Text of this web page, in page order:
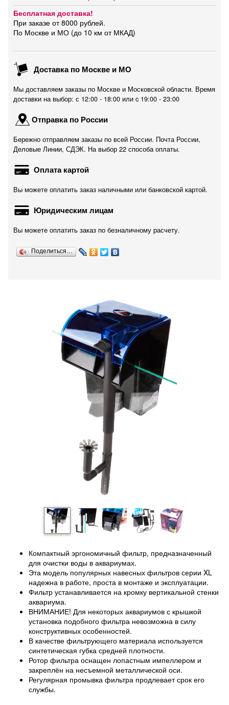
Бесплатная доставка!
При заказе от 8000 рублей.
По Москве и МО (до 10 км от МКАД)
Доставка по Москве и МО
Мы доставляем заказы по Москве и Московской области. Время
доставки на выбор: с 12:00 - 18:00 или c 19:00 - 23:00
Отправка по России
Бережно отправляем заказы по всей России. Почта России,
Деловые Линии, СДЭК. На выбор 22 способа оплаты.
Оплата картой
Вы можете оплатить заказ наличными или банковской картой.
Юридическим лицам
Вы можете оплатить заказ по безналичному расчету.
Поделиться…
Компактный эргономичный фильтр, предназначенный
для очистки воды в аквариумах.
Эта модель популярных навесных фильтров серии XL
надежна в работе, проста в монтаже и эксплуатации.
Фильтр устанавливается на кромку вертикальной стенки
аквариума.
ВНИМАНИЕ! Для некоторых аквариумов с крышкой
установка подобного фильтра невозможна в силу
конструктивных особенностей.
В качестве фильтрующего материала используется
синтетическая губка средней плотности.
Ротор фильтра оснащен лопастным импеллером и
закреплён на несъемной металлической оси.
Регулярная промывка фильтра продлевает срок его
службы.